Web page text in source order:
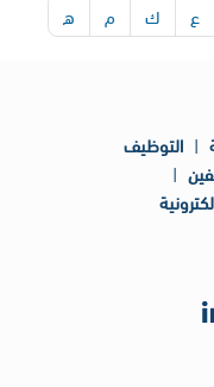
ع ك م ه
| التوظيف
|